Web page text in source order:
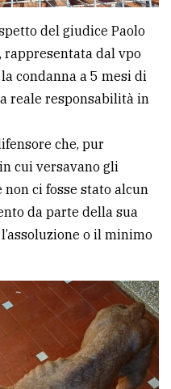
del giudice Paolo
rappresentata dal vpo
condanna a 5 mesi di
reale responsabilità in
che, pur
cui versavano gli
ci fosse stato alcun
da parte della sua
o il minimo